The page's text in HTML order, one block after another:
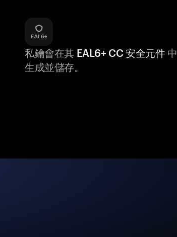
私鑰會在其 EAL6+ CC 安全元件中
生成並儲存。